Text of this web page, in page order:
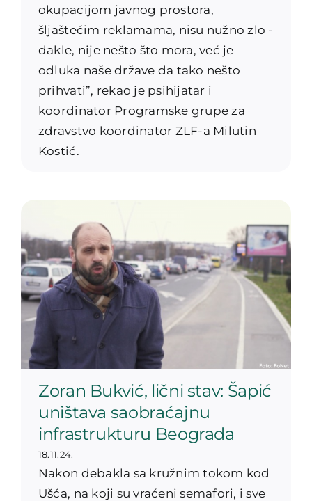
okupacijom javnog prostora,
šljaštećim reklamama, nisu nužno zlo -
dakle, nije nešto što mora, već je
odluka naše države da tako nešto
prihvati”, rekao je psihijatar i
koordinator Programske grupe za
zdravstvo koordinator ZLF-a Milutin
Kostić.
Zoran Bukvić, lični stav: Šapić
uništava saobraćajnu
infrastrukturu Beograda
18.11.24.
Nakon debakla sa kružnim tokom kod
Ušća, na koji su vraćeni semafori, i sve